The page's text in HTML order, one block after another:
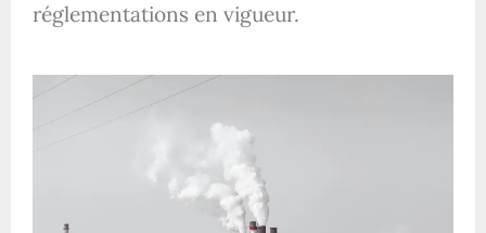
réglementations en vigueur.